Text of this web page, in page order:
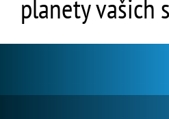
planety vašich